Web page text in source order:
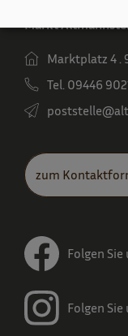
Markt
Marktplatz 4 .
Tel. 09446
zum
Folgen
Folgen